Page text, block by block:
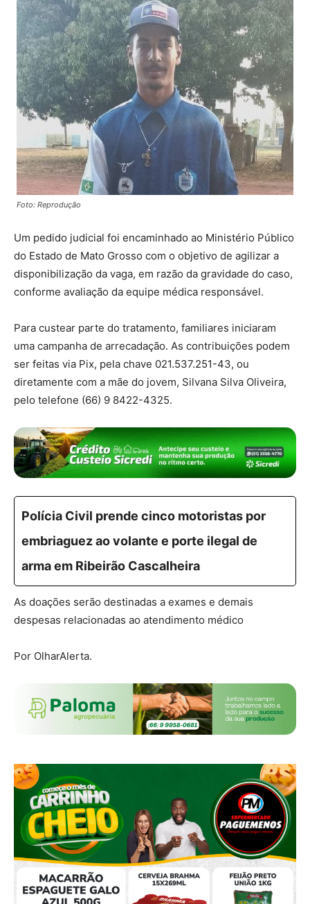
Foto: Reprodução
Um pedido judicial foi encaminhado ao Ministério Público
do Estado de Mato Grosso com o objetivo de agilizar a
disponibilização da vaga, em razão da gravidade do caso,
conforme avaliação da equipe médica responsável.
Para custear parte do tratamento, familiares iniciaram
uma campanha de arrecadação. As contribuições podem
ser feitas via Pix, pela chave 021.537.251-43, ou
diretamente com a mãe do jovem, Silvana Silva Oliveira,
pelo telefone (66) 9 8422-4325.
Polícia Civil prende cinco motoristas por
embriaguez ao volante e porte ilegal de
arma em Ribeirão Cascalheira
As doações serão destinadas a exames e demais
despesas relacionadas ao atendimento médico
Por OlharAlerta.